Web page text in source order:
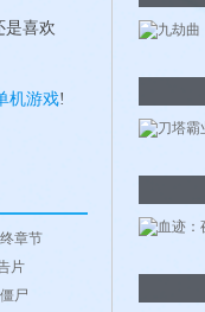
喜欢
机游戏!
章节
片
尸